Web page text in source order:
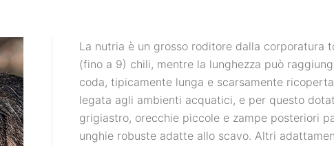
La nutria è un grosso roditore dalla corporatura
(fino a 9) chili, mentre la lunghezza può
coda, tipicamente lunga e scarsamente
legata agli ambienti acquatici, e per questo
grigiastro, orecchie piccole e zampe posteriori
unghie robuste adatte allo scavo. Altri